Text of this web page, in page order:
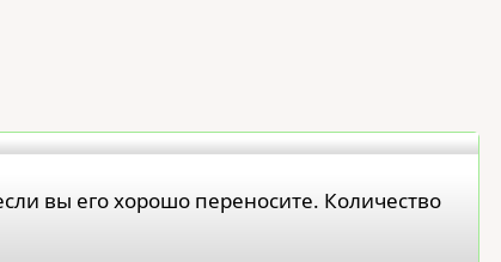
вы его хорошо переносите. Количество